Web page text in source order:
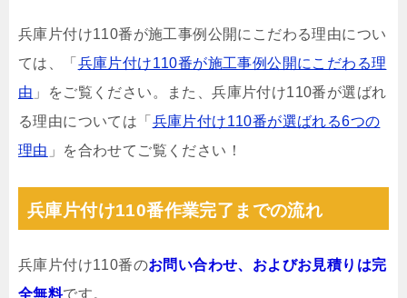
兵庫片付け110番が施工事例公開にこだわる理由につい
ては、「 兵庫片付け110番が施工事例公開にこだわる理
由 」をご覧ください。また、兵庫片付け110番が選ばれ
る理由については「 兵庫片付け110番が選ばれる6つの
理由 」を合わせてご覧ください！
兵庫片付け110番作業完了までの流れ
兵庫片付け110番のお問い合わせ、およびお見積りは完
全無料です。